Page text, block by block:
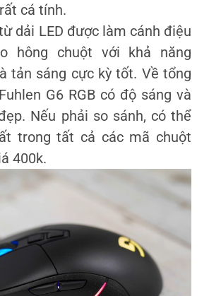
cá tính.
dải LED được làm cánh điệu
hông chuột với khả năng
tản sáng cực kỳ tốt. Về tổng
G6 RGB có độ sáng và
Nếu phải so sánh, có thể
trong tất cả các mã chuột
400k.